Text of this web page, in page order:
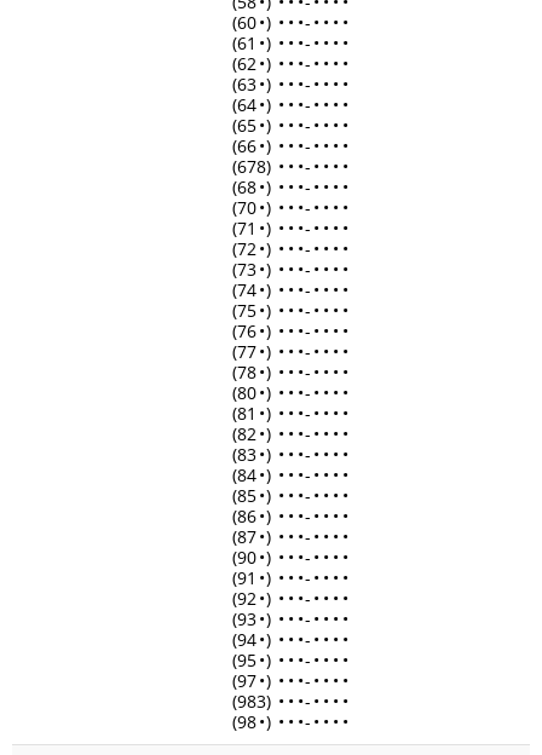
(60•) • • •- • • • •
(61 •) • • •- • • • •
(62•) • • •- • • • •
(63•) • • •- • • • •
(64•) • • •- • • • •
(65•) • • •- • • • •
(66•) • • •- • • • •
(678) • • •- • • • •
(68•) • • •- • • • •
(70•) • • •- • • • •
(71 •) • • •- • • • •
(72•) • • •- • • • •
(73•) • • •- • • • •
(74•) • • •- • • • •
(75•) • • •- • • • •
(76•) • • •- • • • •
(77•) • • •- • • • •
(78•) • • •- • • • •
(80•) • • •- • • • •
(81 •) • • •- • • • •
(82•) • • •- • • • •
(83•) • • •- • • • •
(84•) • • •- • • • •
(85•) • • •- • • • •
(86•) • • •- • • • •
(87•) • • •- • • • •
(90•) • • •- • • • •
(91 •) • • •- • • • •
(92•) • • •- • • • •
(93•) • • •- • • • •
(94•) • • •- • • • •
(95•) • • •- • • • •
(97•) • • •- • • • •
(983) • • •- • • • •
(98•) • • •- • • • •